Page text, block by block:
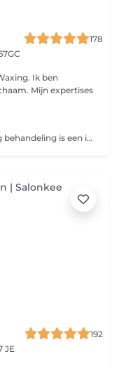
178
Ik ben
Mijn expertises
Als u geïnteresseerd bent in een peeling behandeling is een intakegesprek meestal nodig. Tijdens dit gesprek maken wij kennis met u en uw huid, brengt de voorgeschiedenis en uw klachten in kaart en beoordeelt of u veilig behandeld kan worden. Op basis daarvan zal samen met u een behandelplan opgesteld worden. Er wordt met u besproken welke behandelingen geadviseerd worden, hoeveel behandelingen we denken nodig te hebben, welke resultaten u mag verwachten, wat de kosten zullen zijn en u krijgt informatie met betrekking tot eventuele voor- en nazorg
192
JE